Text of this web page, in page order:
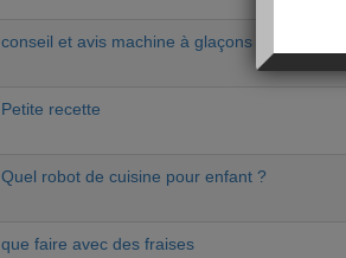
conseil et avis machine à glaçons
Petite recette
Quel robot de cuisine pour enfant ?
que faire avec des fraises